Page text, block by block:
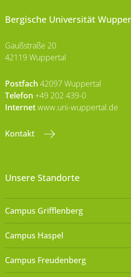
Bergische Universität
Gaußstraße 20
42119 Wuppertal
Postfach 42097 Wuppertal
Telefon +49 202 439-0
Internetwww.uni-wuppertal.de
Kontakt
Unsere Standorte
Campus Grifflenberg
Campus Haspel
Campus Freudenberg